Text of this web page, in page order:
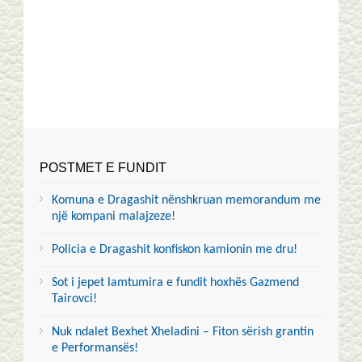
POSTMET E FUNDIT
Komuna e Dragashit nënshkruan memorandum me
një kompani malajzeze!
Policia e Dragashit konfiskon kamionin me dru!
Sot i jepet lamtumira e fundit hoxhës Gazmend
Tairovci!
Nuk ndalet Bexhet Xheladini – Fiton sërish grantin
e Performansës!